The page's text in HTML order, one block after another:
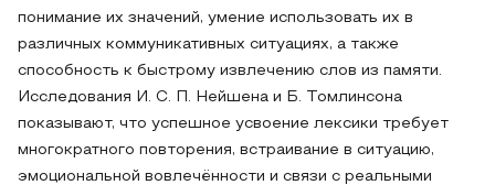
понимание их значений, умение использовать их в
различных коммуникативных ситуациях, а также
способность к быстрому извлечению слов из памяти.
Исследования И. С. П. Нейшена и Б. Томлинсона
показывают, что успешное усвоение лексики требует
многократного повторения, встраивание в ситуацию,
эмоциональной вовлечённости и связи с реальными